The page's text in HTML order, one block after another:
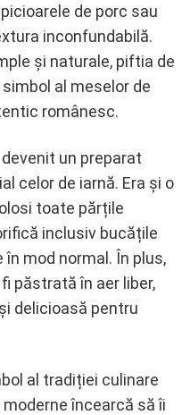
de porc sau
inconfundabilă.
și naturale, piftia de
al meselor de
românesc.
un preparat
celor de iarnă. Era și o
toate părțile
inclusiv bucățile
mod normal. În plus,
păstrată în aer liber,
delicioasă pentru
al tradiției culinare
încearcă să îi